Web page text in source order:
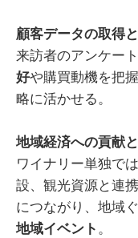
顧客データの取得
来訪者のアンケー
好や購買動機を把
略に活かせる。
地域経済への貢献
ワイナリー単独で
設、観光資源と連
につながり、地域
地域イベント。